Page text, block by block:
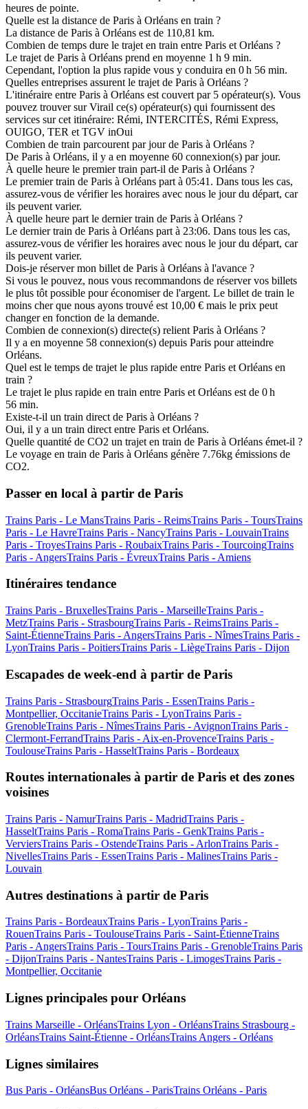
heures de pointe.
Quelle est la distance de Paris à Orléans en train ?
La distance de Paris à Orléans est de 110,81 km.
Combien de temps dure le trajet en train entre Paris et Orléans ?
Le trajet de Paris à Orléans prend en moyenne 1 h 9 min.
Cependant, l'option la plus rapide vous y conduira en 0 h 56 min.
Quelles entreprises assurent le trajet de Paris à Orléans ?
L'itinéraire entre Paris à Orléans est couvert par 5 opérateur(s). Vous
pouvez trouver sur Virail ce(s) opérateur(s) qui fournissent des
services sur cet itinéraire: Rémi, INTERCITÉS, Rémi Express,
OUIGO, TER et TGV inOui
Combien de train parcourent par jour de Paris à Orléans ?
De Paris à Orléans, il y a en moyenne 60 connexion(s) par jour.
À quelle heure le premier train part-il de Paris à Orléans ?
Le premier train de Paris à Orléans part à 05:41. Dans tous les cas,
assurez-vous de vérifier les horaires avec nous le jour du départ, car
ils peuvent varier.
À quelle heure part le dernier train de Paris à Orléans ?
Le dernier train de Paris à Orléans part à 23:06. Dans tous les cas,
assurez-vous de vérifier les horaires avec nous le jour du départ, car
ils peuvent varier.
Dois-je réserver mon billet de Paris à Orléans à l'avance ?
Si vous le pouvez, nous vous recommandons de réserver vos billets
le plus tôt possible pour économiser de l'argent. Le billet de train le
moins cher que nous ayons trouvé est 10,00 € mais le prix peut
changer en fonction de la demande.
Combien de connexion(s) directe(s) relient Paris à Orléans ?
Il y a en moyenne 58 connexion(s) depuis Paris pour atteindre
Orléans.
Quel est le temps de trajet le plus rapide entre Paris et Orléans en
train ?
Le trajet le plus rapide en train entre Paris et Orléans est de 0 h
56 min.
Existe-t-il un train direct de Paris à Orléans ?
Oui, il y a un train direct entre Paris et Orléans.
Quelle quantité de CO2 un trajet en train de Paris à Orléans émet-il ?
Le voyage en train de Paris à Orléans génère 7.76kg émissions de
CO2.
Passer en local à partir de Paris
Trains Paris - Le MansTrains Paris - ReimsTrains Paris - ToursTrains
Paris - Le HavreTrains Paris - NancyTrains Paris - LouvainTrains
Paris - TroyesTrains Paris - RoubaixTrains Paris - TourcoingTrains
Paris - AngersTrains Paris - ÉvreuxTrains Paris - Amiens
Itinéraires tendance
Trains Paris - BruxellesTrains Paris - MarseilleTrains Paris -
MetzTrains Paris - StrasbourgTrains Paris - ReimsTrains Paris -
Saint-ÉtienneTrains Paris - AngersTrains Paris - NîmesTrains Paris -
LyonTrains Paris - PoitiersTrains Paris - LiègeTrains Paris - Dijon
Escapades de week-end à partir de Paris
Trains Paris - StrasbourgTrains Paris - EssenTrains Paris -
Montpellier, OccitanieTrains Paris - LyonTrains Paris -
GrenobleTrains Paris - NîmesTrains Paris - AvignonTrains Paris -
Clermont-FerrandTrains Paris - Aix-en-ProvenceTrains Paris -
ToulouseTrains Paris - HasseltTrains Paris - Bordeaux
Routes internationales à partir de Paris et des zones
voisines
Trains Paris - NamurTrains Paris - MadridTrains Paris -
HasseltTrains Paris - RomaTrains Paris - GenkTrains Paris -
VerviersTrains Paris - OstendeTrains Paris - ArlonTrains Paris -
NivellesTrains Paris - EssenTrains Paris - MalinesTrains Paris -
Louvain
Autres destinations à partir de Paris
Trains Paris - BordeauxTrains Paris - LyonTrains Paris -
RouenTrains Paris - ToulouseTrains Paris - Saint-ÉtienneTrains
Paris - AngersTrains Paris - ToursTrains Paris - GrenobleTrains Paris
- DijonTrains Paris - NantesTrains Paris - LimogesTrains Paris -
Montpellier, Occitanie
Lignes principales pour Orléans
Trains Marseille - OrléansTrains Lyon - OrléansTrains Strasbourg -
OrléansTrains Saint-Étienne - OrléansTrains Angers - Orléans
Lignes similaires
Bus Paris - OrléansBus Orléans - ParisTrains Orléans - Paris